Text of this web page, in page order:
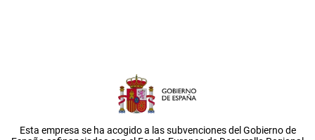
Esta empresa se ha acogido a las subvenciones del Gobierno de